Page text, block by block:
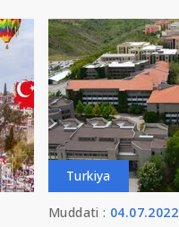
Turkiya
Muddati : 04.07.2022